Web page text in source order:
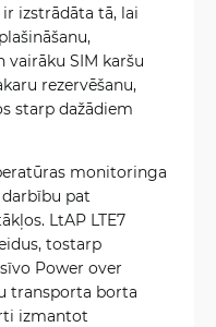
izstrādāta tā, lai
SIM karšu
rezervēšanu,
starp dažādiem
monitoringa
pat
LtAP LTE7
tostarp
Power over
transporta borta
izmantot